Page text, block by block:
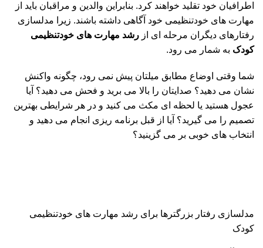
اطرافیان خود تقلید خواهند کرد. بنابراین والدین و مراقبان باید از
مهارت های خودتنظیمی خود آگاهی داشته باشند. زیرا مدلسازی
رفتارهای دیگران مرحله ای از رشد مهارت های خودتنظیمی
کودک به شمار می رود.
شما وقتی اوضاع مطابق میلتان پیش نمی رود، چگونه واکنش
نشان می دهید؟ صدایتان را بالا می برید و فحش می دهید؟ آیا
عجول هستید یا لحظه ای مکث می کنید و در هر شرایطی بهترین
تصمیم را می گیرید؟ آیا از قبل برنامه ریزی انجام می دهید و
انتخاب های خوبی بر می گزینید؟
مدلسازی رفتار بزرگترها برای رشد مهارت های خودتنظیمی
کودک